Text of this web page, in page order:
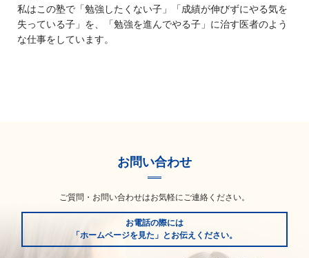
私はこの塾で「勉強したくない子」「成績が伸びずにやる気を
失っている子」を、「勉強を進んでやる子」に治す医者のよう
な仕事をしています。
お問い合わせ
ご質問・お問い合わせはお気軽にご連絡ください。
お電話の際には
「ホームページを見た」とお伝えください。